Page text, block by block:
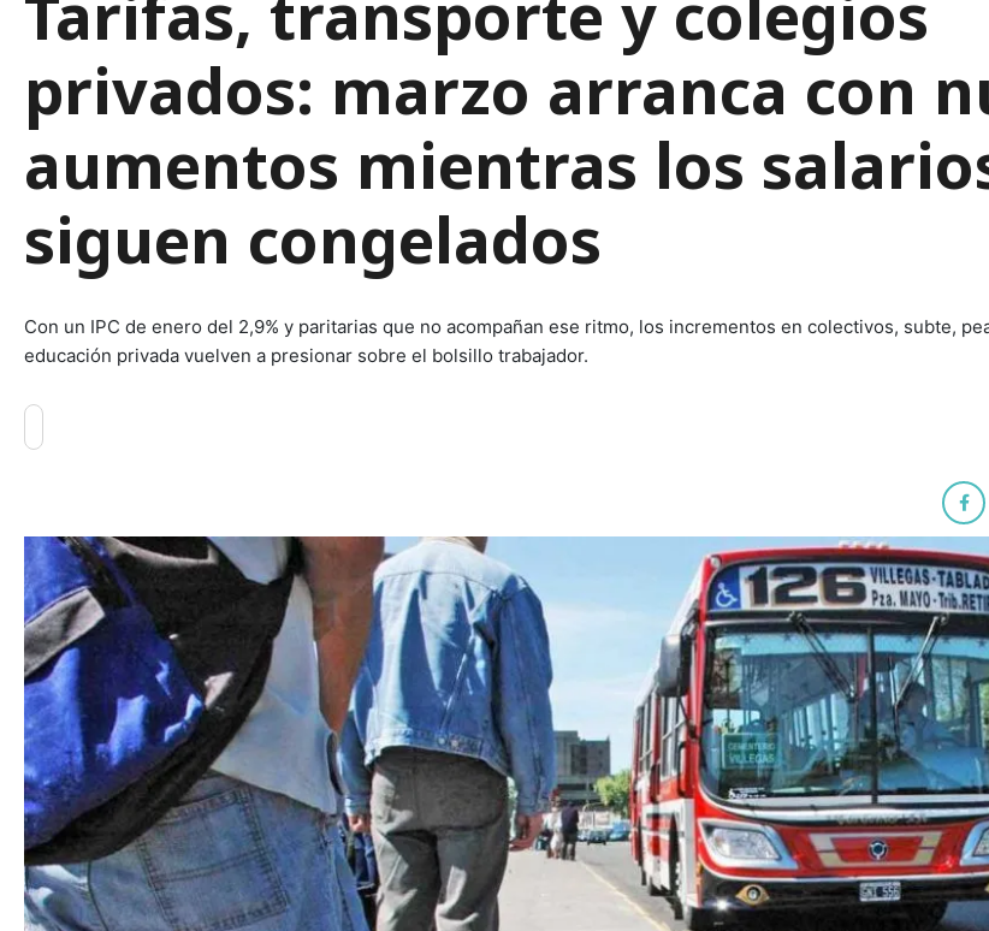
privados: marzo arranca con
aumentos mientras los
siguen congelados
Con un IPC de enero del 2,9% y paritarias que no acompañan ese ritmo, los incrementos en colectivos, subte,
educación privada vuelven a presionar sobre el bolsillo trabajador.